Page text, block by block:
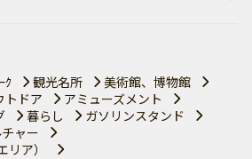
ｸ 観光名所
美術館、博物館
トドア
アミューズメント
暮らし
ガソリンスタンド
ャー
ア）